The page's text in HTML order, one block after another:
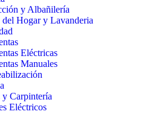
y Albañilería
Hogar y Lavanderia
Eléctricas
Manuales
y Carpintería
Eléctricos